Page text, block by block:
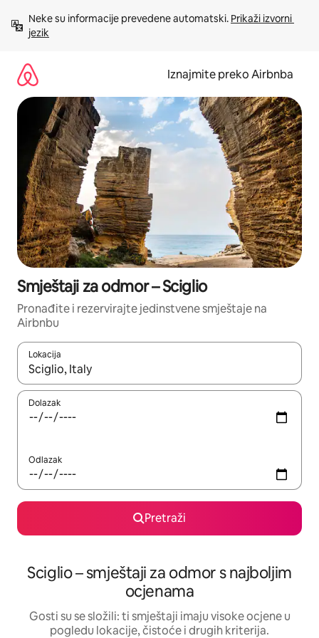
sadržaj
Neke su informacije prevedene automatski. Prikaži izvorni
jezik
Iznajmite preko Airbnba
Smještaji za odmor – Sciglio
Pronađite i rezervirajte jedinstvene smještaje na
Airbnbu
Lokacija
Kada budu dostupni rezultati, moći ćete ih pregledati
Dolazak
Odlazak
Pretraži
Sciglio – smještaji za odmor s najboljim
ocjenama
Gosti su se složili: ti smještaji imaju visoke ocjene u
pogledu lokacije, čistoće i drugih kriterija.